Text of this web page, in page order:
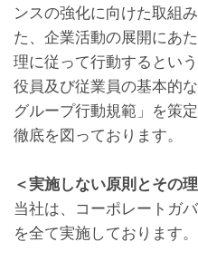
ンスの強化に向けた取組
た、企業活動の展開にあ
理に従って行動するとい
役員及び従業員の基本的
グループ行動規範」を策
徹底を図っております。
＜実施しない原則とその
当社は、コーポレートガ